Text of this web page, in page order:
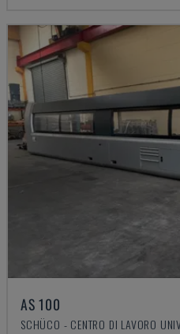
AS 100
SCHÜCO - CENTRO DI LAVORO